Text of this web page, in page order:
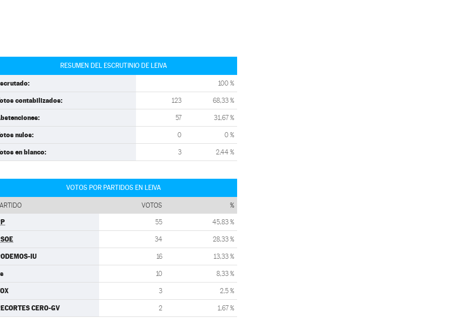
RESUMEN DEL ESCRUTINIO DE LEIVA
100 %
contabilizados: 123 68,33 %
57 31,67 %
nulos: 0 0 %
en blanco: 3 2,44 %
VOTOS POR PARTIDOS EN LEIVA
VOTOS %
55 45,83 %
34 28,33 %
IU 16 13,33 %
10 8,33 %
3 2,5 %
CERO-GV 2 1,67 %